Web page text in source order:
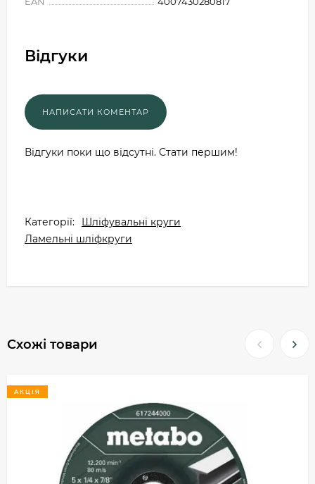
Відгуки
Відгуки поки що відсутні. Стати першим!
Категорії:
Шліфувальні круги
Ламельні шліфкруги
Схожі товари
АКЦІЯ